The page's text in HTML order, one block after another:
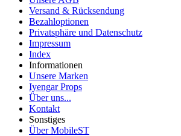
Versand & Rücksendung
Bezahloptionen
Privatsphäre und Datenschutz
Impressum
Index
Informationen
Unsere Marken
Iyengar Props
Über uns...
Kontakt
Sonstiges
Über MobileST